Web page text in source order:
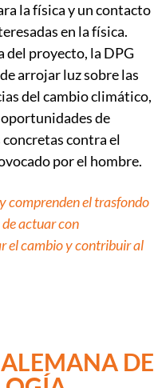
la física y un contacto
en la física.
del proyecto, la DPG
arrojar luz sobre las
del cambio climático,
de
contra el
por el hombre.
comprenden el trasfondo
actuar con
el cambio y contribuir al
DE